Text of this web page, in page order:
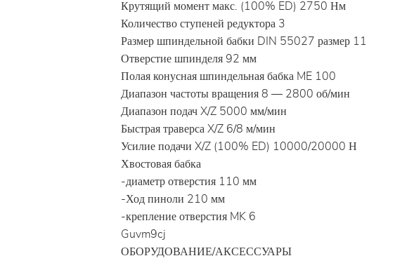
Крутящий момент макс. (100% ED) 2750 Нм
Количество ступеней редуктора 3
Размер шпиндельной бабки DIN 55027 размер 11
Отверстие шпинделя 92 мм
Полая конусная шпиндельная бабка ME 100
Диапазон частоты вращения 8 — 2800 об/мин
Диапазон подач X/Z 5000 мм/мин
Быстрая траверса X/Z 6/8 м/мин
Усилие подачи X/Z (100% ED) 10000/20000 Н
Хвостовая бабка
-диаметр отверстия 110 мм
-Ход пиноли 210 мм
-крепление отверстия MK 6
Guvm9cj
ОБОРУДОВАНИЕ/АКСЕССУАРЫ